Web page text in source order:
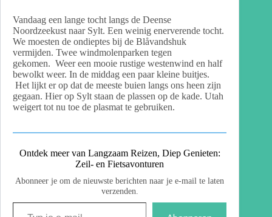
Vandaag een lange tocht langs de Deense
Noordzeekust naar Sylt. Een weinig enerverende tocht.
We moesten de ondieptes bij de Blåvandshuk
vermijden. Twee windmolenparken tegen
gekomen. Weer een mooie rustige westenwind en half
bewolkt weer. In de middag een paar kleine buitjes.
Het lijkt er op dat de meeste buien langs ons heen zijn
gegaan. Hier op Sylt staan de plassen op de kade. Utah
weigert tot nu toe de plasmat te gebruiken.
Ontdek meer van Langzaam Reizen, Diep Genieten:
Zeil- en Fietsavonturen
Abonneer je om de nieuwste berichten naar je e-mail te laten
verzenden.